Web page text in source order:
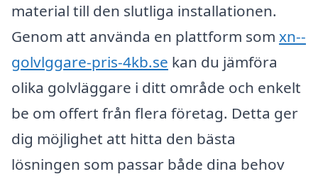
material till den slutliga installationen.
Genom att använda en plattform som xn--
golvlggare-pris-4kb.se kan du jämföra
olika golvläggare i ditt område och enkelt
be om offert från flera företag. Detta ger
dig möjlighet att hitta den bästa
lösningen som passar både dina behov